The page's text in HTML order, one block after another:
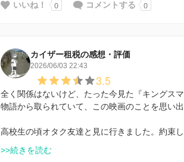
いいね！ 0 コメントする 0
カイザー租税の感想・評価
2026/06/03 22:43
3.5
全く関係はないけど、たった今見た『キングス
物語から取られていて、この映画のことを思い出
高校生の頃オタク友達と見に行きました。約束
>>続きを読む